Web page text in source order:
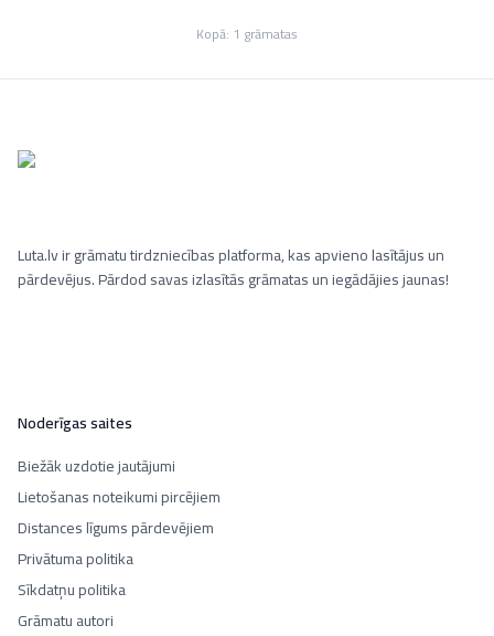
Kopā: 1 grāmatas
Luta.lv ir grāmatu tirdzniecības platforma, kas apvieno lasītājus un
pārdevējus. Pārdod savas izlasītās grāmatas un iegādājies jaunas!
Noderīgas saites
Biežāk uzdotie jautājumi
Lietošanas noteikumi pircējiem
Distances līgums pārdevējiem
Privātuma politika
Sīkdatņu politika
Grāmatu autori